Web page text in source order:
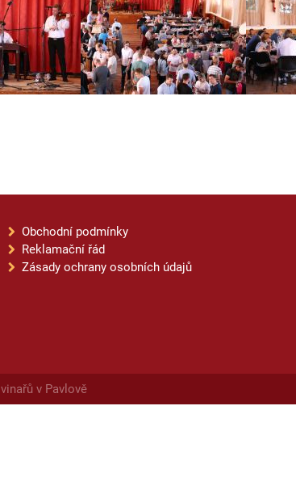
Obchodní podmínky
Reklamační řád
Zásady ochrany osobních údajů
v Pavlově